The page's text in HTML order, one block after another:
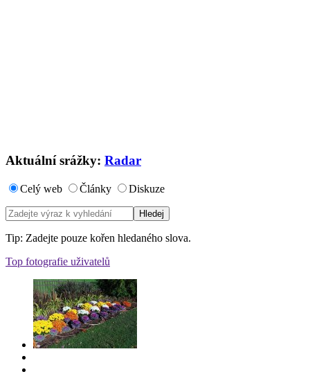
Aktuální srážky: Radar
Celý web Články Diskuze
Tip: Zadejte pouze kořen hledaného slova.
Top fotografie uživatelů